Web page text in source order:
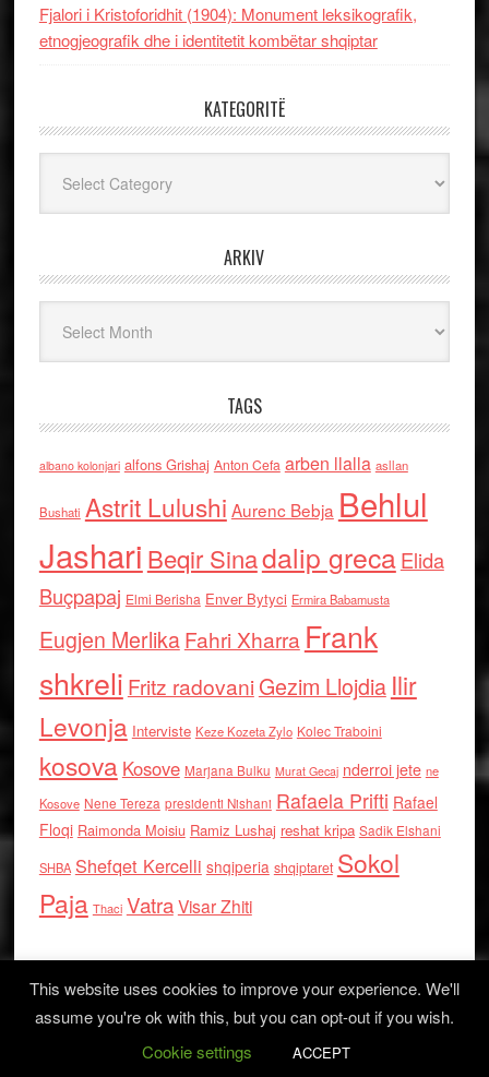
Fjalori i Kristoforidhit (1904): Monument leksikografik,
etnogjeografik dhe i identitetit kombëtar shqiptar
KATEGORITË
ARKIV
TAGS
albano kolonjari alfons Grishaj Anton Cefa arben llalla asllan
Bushati Astrit Lulushi Aurenc Bebja Behlul
Jashari Beqir Sinadalip grecaElida
Buçpapaj Elmi Berisha Enver Bytyci Ermira Babamusta
Eugjen MerlikaFahri Xharra Frank
shkreli Fritz radovaniGezim Llojdia Ilir
Levonja Interviste Keze Kozeta Zylo Kolec Traboini
kosova Kosove Marjana Bulku Murat Gecaj nderroi jete ne
Kosove Nene Tereza presidenti Nishani Rafaela Prifti Rafael
Floqi Raimonda Moisiu Ramiz Lushaj reshat kripa Sadik Elshani
SHBA Shefqet Kercelli shqiperia shqiptaret Sokol
Paja Thaci VatraVisar Zhiti
Log in
This website uses cookies to improve your experience. We'll
assume you're ok with this, but you can opt-out if you wish.
Cookie settings
ACCEPT